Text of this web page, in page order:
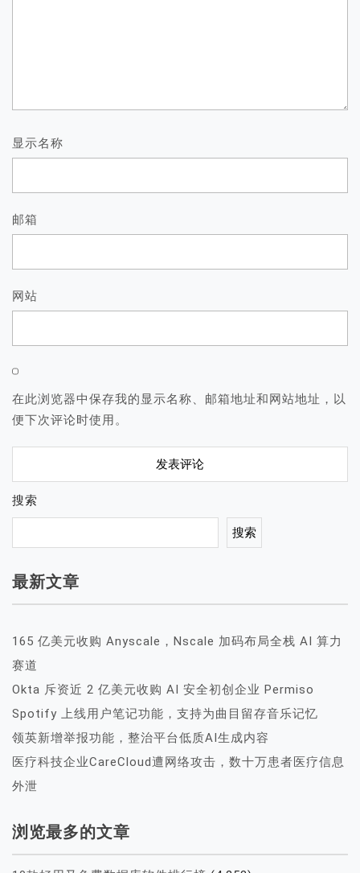
显示名称
邮箱
网站
在此浏览器中保存我的显示名称、邮箱地址和网站地址，以
便下次评论时使用。
搜索
搜索
最新文章
165 亿美元收购 Anyscale，Nscale 加码布局全栈 AI 算力
赛道
Okta 斥资近 2 亿美元收购 AI 安全初创企业 Permiso
Spotify 上线用户笔记功能，支持为曲目留存音乐记忆
领英新增举报功能，整治平台低质AI生成内容
医疗科技企业CareCloud遭网络攻击，数十万患者医疗信息
外泄
浏览最多的文章